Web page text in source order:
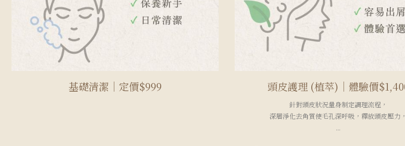
基礎清潔｜定價$999 頭皮護理 (植萃)｜體驗價
針對頭皮狀況量身制定調理流程，
深層淨化去角質使毛孔深呼吸，釋放頭皮壓力，
...